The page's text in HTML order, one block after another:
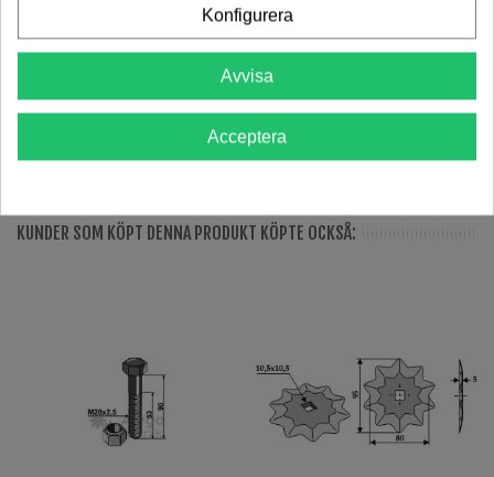
(exkl. moms)
Datablad
KUNDER SOM KÖPT DENNA PRODUKT KÖPTE OCKSÅ:
Konfigurera
Avvisa
Acceptera